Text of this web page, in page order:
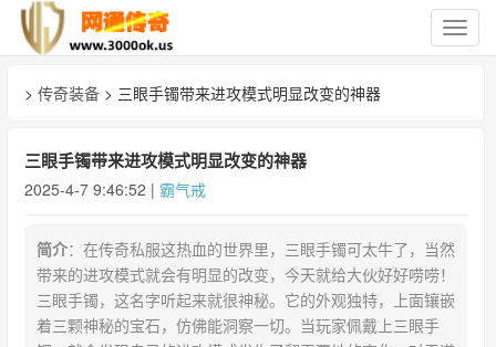
切
换
> 传奇装备 > 三眼手镯带来进攻模式明显改变的神器
三眼手镯带来进攻模式明显改变的神器
2025-4-7 9:46:52 | 霸气戒
简介：在传奇私服这热血的世界里，三眼手镯可太牛了，当然
带来的进攻模式就会有明显的改变，今天就给大伙好好唠唠！
三眼手镯，这名字听起来就很神秘。它的外观独特，上面镶嵌
着三颗神秘的宝石，仿佛能洞察一切。当玩家佩戴上三眼手